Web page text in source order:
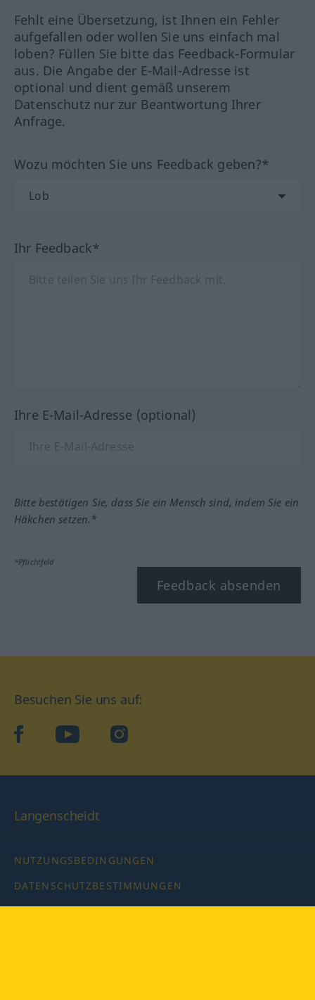
Fehlt eine Übersetzung, ist Ihnen ein Fehler
aufgefallen oder wollen Sie uns einfach mal
loben? Füllen Sie bitte das Feedback-Formular
aus. Die Angabe der E-Mail-Adresse ist
optional und dient gemäß unserem
Datenschutz nur zur Beantwortung Ihrer
Anfrage.
Wozu möchten Sie uns Feedback geben?*
Ihr Feedback*
Ihre E-Mail-Adresse (optional)
Bitte bestätigen Sie, dass Sie ein Mensch sind, indem Sie ein
Häkchen setzen.*
*Pflichtfeld
Feedback absenden
Besuchen Sie uns auf:
facebookYouTube Instagram
Langenscheidt
NUTZUNGSBEDINGUNGEN
DATENSCHUTZBESTIMMUNGEN